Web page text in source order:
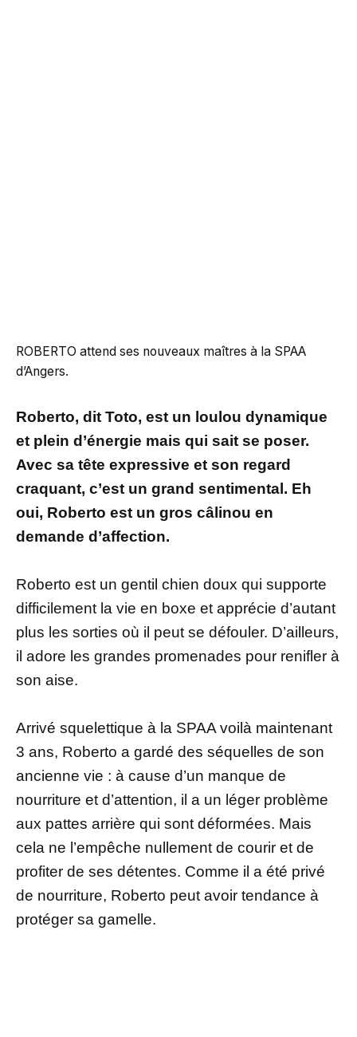
ROBERTO attend ses nouveaux maîtres à la SPAA
d’Angers.
Roberto, dit Toto, est un loulou dynamique
et plein d’énergie mais qui sait se poser.
Avec sa tête expressive et son regard
craquant, c’est un grand sentimental. Eh
oui, Roberto est un gros câlinou en
demande d’affection.
Roberto est un gentil chien doux qui supporte
difficilement la vie en boxe et apprécie d’autant
plus les sorties où il peut se défouler. D’ailleurs,
il adore les grandes promenades pour renifler à
son aise.
Arrivé squelettique à la SPAA voilà maintenant
3 ans, Roberto a gardé des séquelles de son
ancienne vie : à cause d’un manque de
nourriture et d’attention, il a un léger problème
aux pattes arrière qui sont déformées. Mais
cela ne l’empêche nullement de courir et de
profiter de ses détentes. Comme il a été privé
de nourriture, Roberto peut avoir tendance à
protéger sa gamelle.